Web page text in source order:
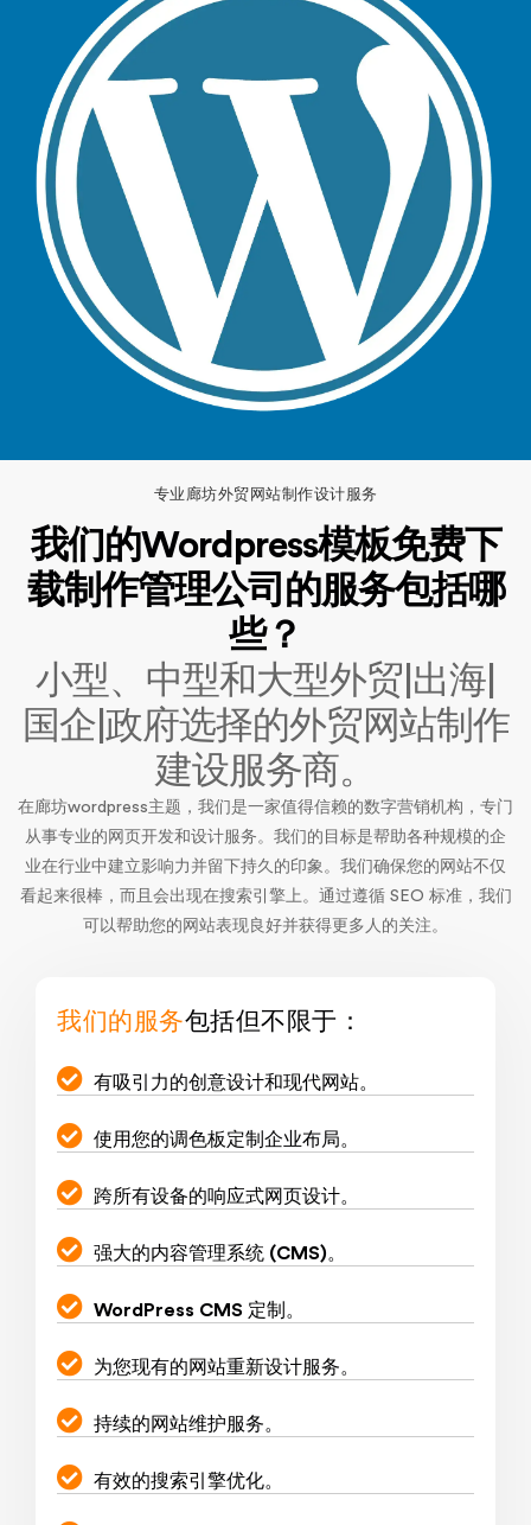
专业廊坊外贸网站制作设计服务
我们的Wordpress模板免费下
载制作管理公司的服务包括哪
些？
小型、中型和大型外贸|出海|
国企|政府选择的外贸网站制作
建设服务商。
在廊坊wordpress主题，我们是一家值得信赖的数字营销机构，专门
从事专业的网页开发和设计服务。我们的目标是帮助各种规模的企
业在行业中建立影响力并留下持久的印象。我们确保您的网站不仅
看起来很棒，而且会出现在搜索引擎上。通过遵循 SEO 标准，我们
可以帮助您的网站表现良好并获得更多人的关注。
我们的服务包括但不限于：
有吸引力的创意设计和现代网站。
使用您的调色板定制企业布局。
跨所有设备的响应式网页设计。
强大的内容管理系统 (CMS)。
WordPress CMS 定制。
为您现有的网站重新设计服务。
持续的网站维护服务。
有效的搜索引擎优化。